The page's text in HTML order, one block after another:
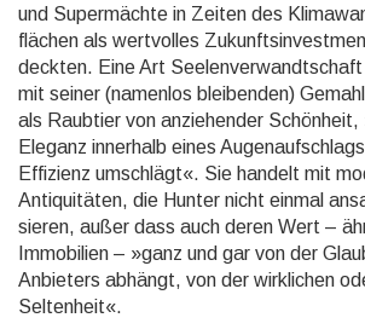
und Super­mächte in Zeiten des
flächen als wert­volles
deckten. Eine Art
mit seiner (namen­los blei­benden)
als Raubtier von anzie­hender
Eleganz inner­halb eines
Effizienz umschlägt«. Sie handelt mit
Antiqui­täten, die Hunter nicht einmal
sieren, außer dass auch deren Wert –
Immo­bilien – »ganz und gar von der
Anbieters abhängt, von der wirk­lichen
Selten­heit«.